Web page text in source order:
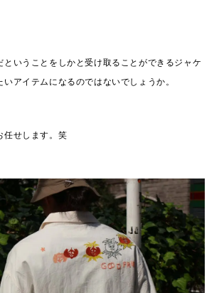
ということをしかと受け取ることができるジャケ
アイテムになるのではないでしょうか。
任せします。笑